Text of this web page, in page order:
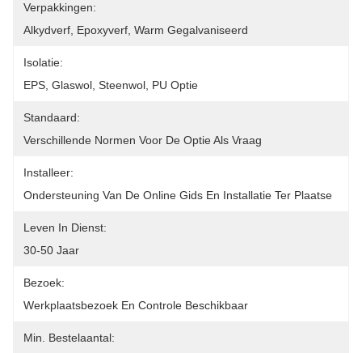
Verpakkingen:
Alkydverf, Epoxyverf, Warm Gegalvaniseerd
Isolatie:
EPS, Glaswol, Steenwol, PU Optie
Standaard:
Verschillende Normen Voor De Optie Als Vraag
Installeer:
Ondersteuning Van De Online Gids En Installatie Ter Plaatse
Leven In Dienst:
30-50 Jaar
Bezoek:
Werkplaatsbezoek En Controle Beschikbaar
Min. Bestelaantal: